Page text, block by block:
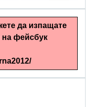
да изпащате
на фейсбук